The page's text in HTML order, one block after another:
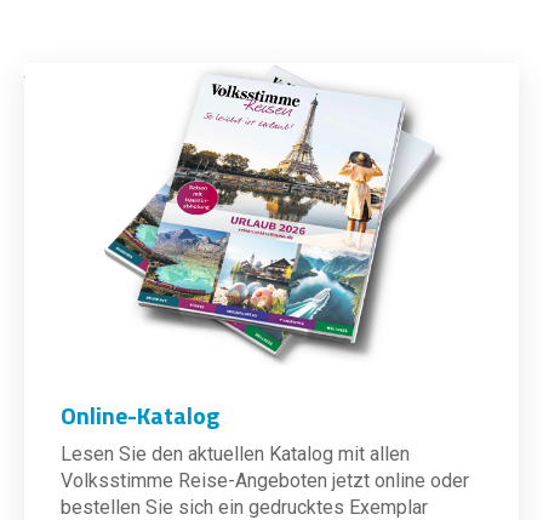
Online-Katalog
Lesen Sie den aktuellen Katalog mit allen
Volksstimme Reise-Angeboten jetzt online oder
bestellen Sie sich ein gedrucktes Exemplar